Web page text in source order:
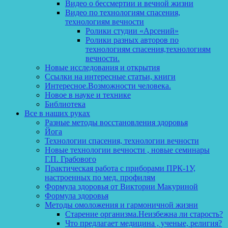
Видео о бессмертии и вечной жизни
Видео по технологиям спасения,
технологиям вечности
Ролики студии «Арсений»
Ролики разных авторов по
технологиям спасения,технологиям
вечности.
Новые исследования и открытия
Ссылки на интересные статьи, книги
Интересное.Возможности человека.
Новое в науке и технике
Библиотека
Все в наших руках
Разные методы восстановления здоровья
Йога
Технологии спасения, технологии вечности
Новые технологии вечности , новые семинары
Г.П. Грабового
Практическая работа с приборами ПРК-1У,
настроенных по мед. профилям
Формула здоровья от Виктории Макуриной
Формула здоровья
Методы омоложения и гармоничной жизни
Старение организма.Неизбежна ли старость?
Что предлагает медицина , ученые, религия?